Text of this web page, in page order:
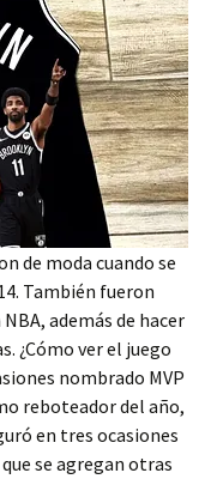
de moda cuando se
También fueron
además de hacer
¿Cómo ver el juego
nombrado MVP
reboteador del año,
en tres ocasiones
se agregan otras